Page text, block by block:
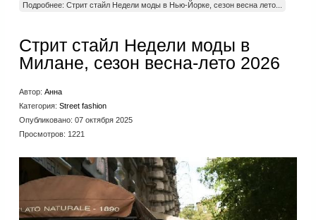
Подробнее: Стрит стайл Недели моды в Нью-Йорке, сезон весна лето...
Стрит стайл Недели моды в
Милане, сезон весна-лето 2026
Автор: Анна
Категория: Street fashion
Опубликовано: 07 октября 2025
Просмотров: 1221